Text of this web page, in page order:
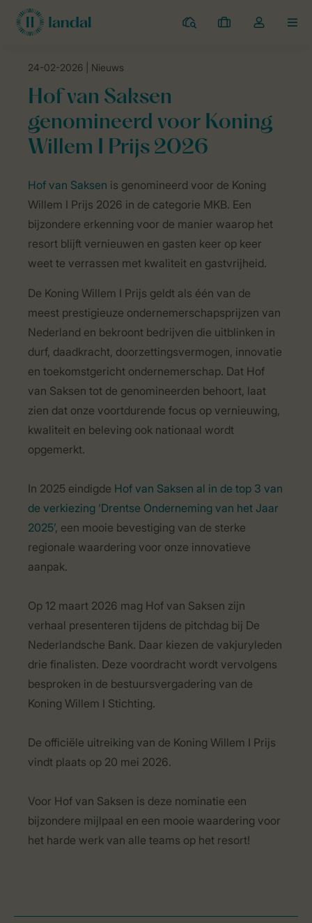
Campings
Mijn
Open
Landal Camping
24-02-2026 | Nieuws
Hof van Saksen
genomineerd voor Koning
Willem I Prijs 2026
Hof van Saksen is genomineerd voor de Koning
Willem I Prijs 2026 in de categorie MKB. Een
bijzondere erkenning voor de manier waarop het
resort blijft vernieuwen en gasten keer op keer
weet te verrassen met kwaliteit en gastvrijheid.
De Koning Willem I Prijs geldt als één van de
meest prestigieuze ondernemerschapsprijzen van
Nederland en bekroont bedrijven die uitblinken in
durf, daadkracht, doorzettingsvermogen, innovatie
en toekomstgericht ondernemerschap. Dat Hof
van Saksen tot de genomineerden behoort, laat
zien dat onze voortdurende focus op vernieuwing,
kwaliteit en beleving ook nationaal wordt
opgemerkt.
In 2025 eindigde Hof van Saksen al in de top 3 van
de verkiezing ‘Drentse Onderneming van het Jaar
2025’, een mooie bevestiging van de sterke
regionale waardering voor onze innovatieve
aanpak.
Op 12 maart 2026 mag Hof van Saksen zijn
verhaal presenteren tijdens de pitchdag bij De
Nederlandsche Bank. Daar kiezen de vakjuryleden
drie finalisten. Deze voordracht wordt vervolgens
besproken in de bestuursvergadering van de
Koning Willem I Stichting.
De officiële uitreiking van de Koning Willem I Prijs
vindt plaats op 20 mei 2026.
Voor Hof van Saksen is deze nominatie een
bijzondere mijlpaal en een mooie waardering voor
het harde werk van alle teams op het resort!